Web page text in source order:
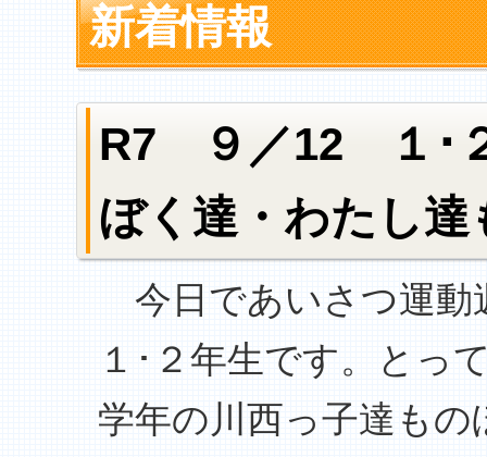
新着情報
R7 ９／12 １･２
ぼく達・わたし
今日であいさつ運動
１･２年生です。とっ
学年の川西っ子達も